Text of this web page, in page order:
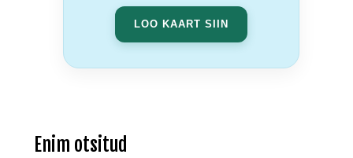
LOO KAART SIIN
Enim otsitud